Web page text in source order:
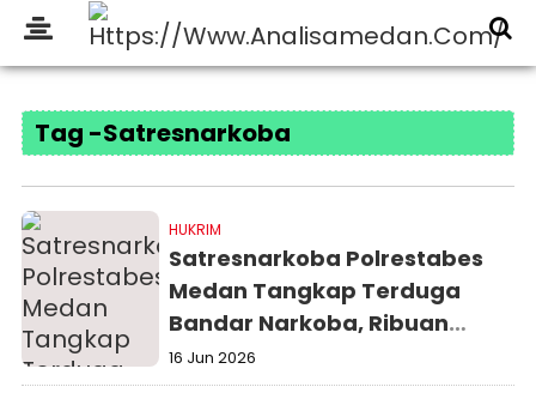
Tag -Satresnarkoba
HUKRIM
Satresnarkoba Polrestabes
Medan Tangkap Terduga
Bandar Narkoba, Ribuan
Ekstasi dan Vape Narkotika
Disita
16 Jun 2026